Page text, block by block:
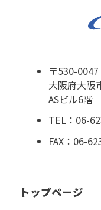
〒530-0047
大阪府大阪
ASビル6階
TEL：06-
FAX：06-
トップページ